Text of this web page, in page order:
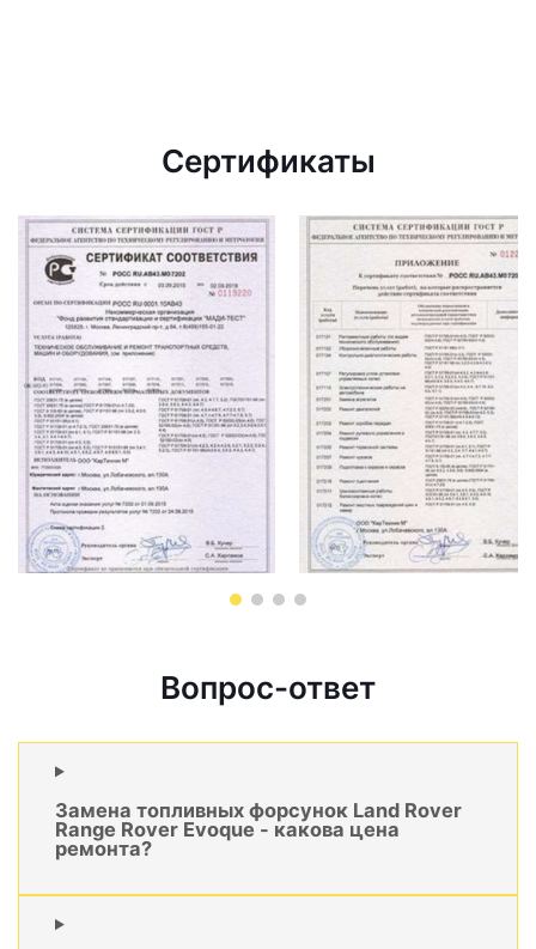
Сертификаты
Вопрос-ответ
Замена топливных форсунок Land Rover
Range Rover Evoque - какова цена
ремонта?